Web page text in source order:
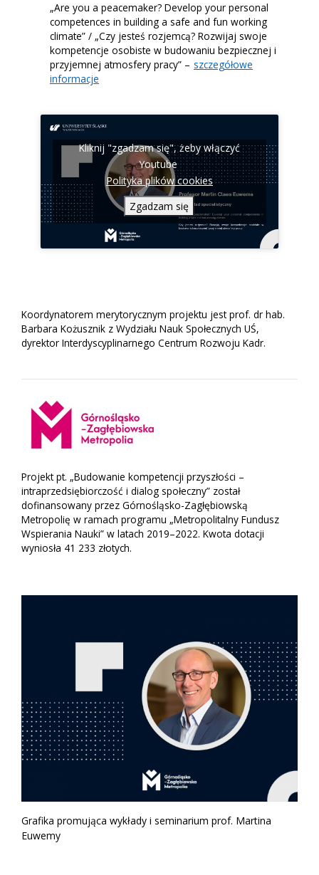
„Are you a peacemaker? Develop your personal
competences in building a safe and fun working
climate” / „Czy jesteś rozjemcą? Rozwijaj swoje
kompetencje osobiste w budowaniu bezpiecznej i
przyjemnej atmosfery pracy” – szczegółowe
informacje
Kliknij "zgadzam się", żeby włączyć
Youtube
Polityka plików cookies
Zgadzam się
Koordynatorem merytorycznym projektu jest prof. dr hab.
Barbara Kożusznik z Wydziału Nauk Społecznych UŚ,
dyrektor Interdyscyplinarnego Centrum Rozwoju Kadr.
Projekt pt. „Budowanie kompetencji przyszłości –
intraprzedsiębiorczość i dialog społeczny” został
dofinansowany przez Górnośląsko-Zagłębiowską
Metropolię w ramach programu „Metropolitalny Fundusz
Wspierania Nauki” w latach 2019–2022. Kwota dotacji
wyniosła 41 233 złotych.
Grafika promująca wykłady i seminarium prof. Martina
Euwemy